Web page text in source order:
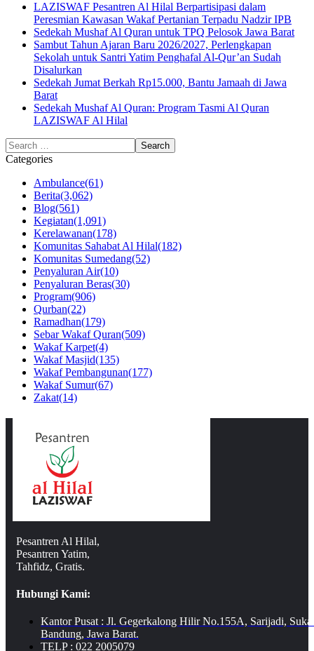
LAZISWAF Pesantren Al Hilal Berpartisipasi dalam
Peresmian Kawasan Wakaf Pertanian Terpadu Nadzir IPB
Sedekah Mushaf Al Quran untuk TPQ Pelosok Jawa Barat
Sambut Tahun Ajaran Baru 2026/2027, Perlengkapan
Sekolah untuk Santri Yatim Penghafal Al-Qur’an Sudah
Disalurkan
Sedekah Jumat Berkah Rp15.000, Bantu Jamaah di Jawa
Barat
Sedekah Mushaf Al Quran: Program Tasmi Al Quran
LAZISWAF Al Hilal
Categories
Ambulance(61)
Berita(3,062)
Blog(561)
Kegiatan(1,091)
Kerelawanan(178)
Komunitas Sahabat Al Hilal(182)
Komunitas Sumedang(52)
Penyaluran Air(10)
Penyaluran Beras(30)
Program(906)
Qurban(22)
Ramadhan(179)
Sebar Wakaf Quran(509)
Wakaf Karpet(4)
Wakaf Masjid(135)
Wakaf Pembangunan(177)
Wakaf Sumur(67)
Zakat(14)
Pesantren Al Hilal,
Pesantren Yatim,
Tahfidz, Gratis.
Hubungi Kami:
Kantor Pusat : Jl. Gegerkalong Hilir No.155A, Sarijadi,
Bandung, Jawa Barat.
TELP : 022 2005079